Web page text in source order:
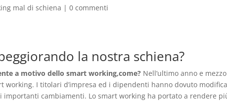
mal di schiena |0 commenti
la nostra schiena?
a motivo dello smart working,come? Nell’ultimo anno e mezzo
I titolari d’impresa ed i dipendenti hanno dovuto
cambiamenti. Lo smart working ha portato a rendere